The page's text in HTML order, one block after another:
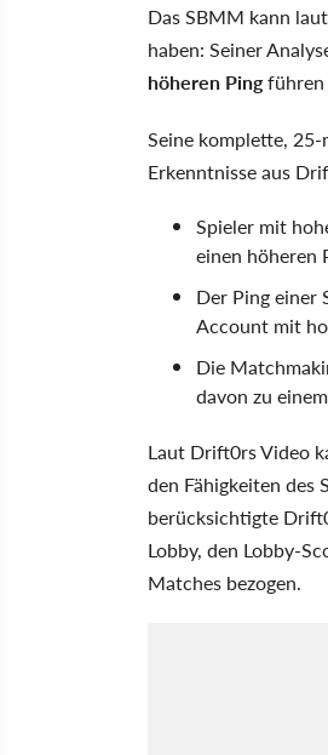
Das SBMM kann
haben: Seiner
höheren Pingführen
Seine komplette,
Erkenntnisse aus
Spieler mit
einen höheren
Der Ping einer
Account mit
Die
davon zu
Laut Drift0rs Video
den Fähigkeiten des
berücksichtigte
Lobby, den Lobby-
Matches bezogen.